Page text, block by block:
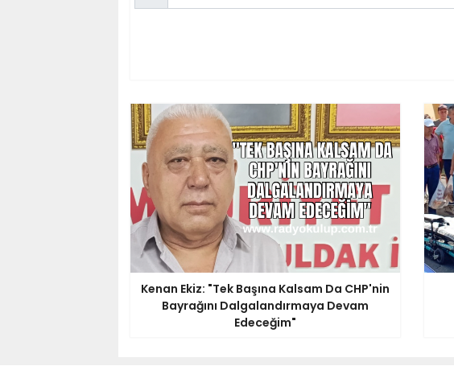
Kenan Ekiz: "Tek Başına Kalsam Da CHP'nin
Bayrağını Dalgalandırmaya Devam
Edeceğim"